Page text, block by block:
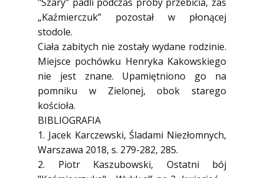
„Kaźmierczuk” pozostał w płonącej
stodole.
Ciała zabitych nie zostały wydane rodzinie.
Miejsce pochówku Henryka Kakowskiego
nie jest znane. Upamiętniono go na
pomniku w Zielonej, obok starego
kościoła.
BIBLIOGRAFIA
1. Jacek Karczewski, Śladami Niezłomnych,
Warszawa 2018, s. 279-282, 285.
2. Piotr Kaszubowski, Ostatni bój